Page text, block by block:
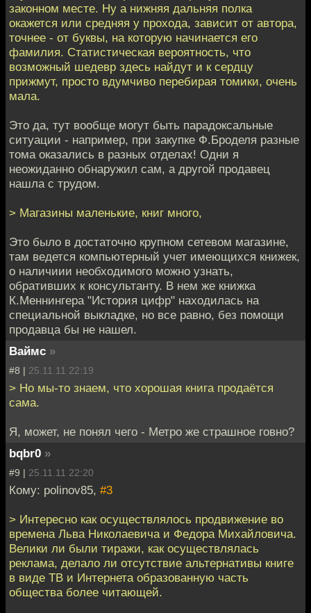
законном месте. Ну а нижняя дальняя полка
окажется или средняя у прохода, зависит от автора,
точнее - от буквы, на которую начинается его
фамилия. Статистическая вероятность, что
возможный шедевр здесь найдут и к сердцу
прижмут, просто вдумчиво перебирая томики, очень
мала.
Это да, тут вообще могут быть парадоксальные
ситуации - например, при закупке Ф.Броделя разные
тома оказались в разных отделах! Одни я
неожиданно обнаружил сам, а другой продавец
нашла с трудом.
> Магазины маленькие, книг много,
Это было в достаточно крупном сетевом магазине,
там ведется компьютерный учет имеющихся книжек,
о наличиии необходимого можно узнать,
обративших к консультанту. В нем же книжка
К.Меннингера "История цифр" находилась на
специальной выкладке, но все равно, без помощи
продавца бы не нашел.
Ваймс »
#8 | 25.11.11 22:19
> Но мы-то знаем, что хорошая книга продаётся
сама.
Я, может, не понял чего - Метро же страшное говно?
bqbr0 »
#9 | 25.11.11 22:20
Кому: polinov85, #3
> Интересно как осуществлялось продвижение во
времена Льва Николаевича и Федора Михайловича.
Велики ли были тиражи, как осуществлялась
реклама, делало ли отсутствие альтернативы книге
в виде ТВ и Интернета образованную часть
общества более читающей.